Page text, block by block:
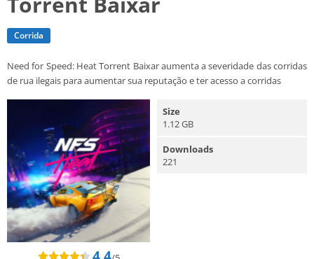
Corrida
Need for Speed: Heat Torrent Baixar aumenta a severidade das corridas
de rua ilegais para aumentar sua reputação e ter acesso a corridas
Size
1.12 GB
Downloads
221